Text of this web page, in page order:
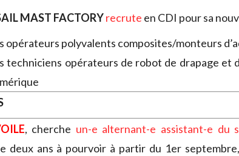
MAST FACTORYrecrute en CDI pour sa
opérateurs polyvalents composites/monteurs
techniciens opérateurs de robot de drapage et
, cherche un-e alternant-e assistant-e du
deux ans à pourvoir à partir du 1er